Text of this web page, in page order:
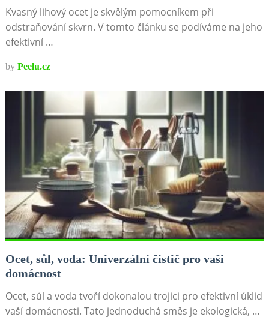
Kvasný lihový ocet je skvělým pomocníkem při
odstraňování skvrn. V tomto článku se podíváme na jeho
efektivní …
by Peelu.cz
Ocet, sůl, voda: Univerzální čistič pro vaši
domácnost
Ocet, sůl a voda tvoří dokonalou trojici pro efektivní úklid
vaší domácnosti. Tato jednoduchá směs je ekologická, …